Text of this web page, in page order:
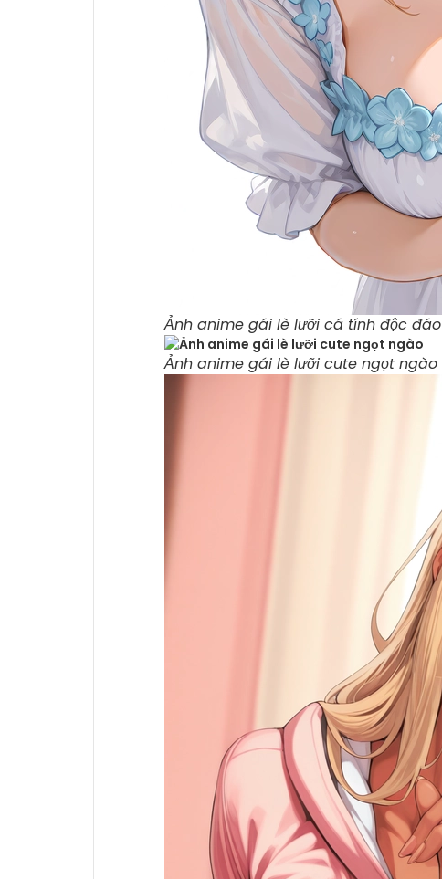
Ảnh anime gái lè lưỡi cá tính độc đáo
Ảnh anime gái lè lưỡi cute ngọt ngào